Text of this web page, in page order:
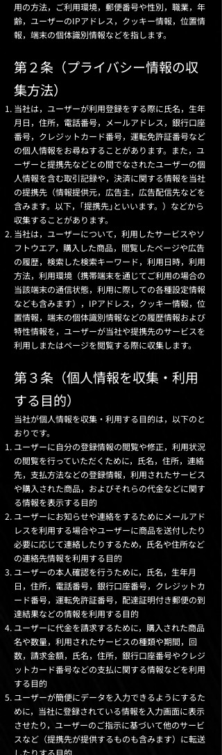
用の方法，ご利用環境，郵便番号や性別，職業，年
齢，ユーザーのIPアドレス，クッキー情報，位置情
報，端末の個体識別情報などを指します。
第２条（プライバシー情報の収
集方法）
当社は，ユーザーが利用登録をする際に氏名，生年
月日，住所，電話番号，メールアドレス，銀行口座
番号，クレジットカード番号，運転免許証番号など
の個人情報をお尋ねすることがあります。また，ユ
ーザーと提携先などとの間でなされたユーザーの個
人情報を含む取引記録や，決済に関する情報を当社
の提携先（情報提供元，広告主，広告配信先などを
含みます。以下，｢提携先｣といいます。）などから
収集することがあります。
当社は，ユーザーについて，利用したサービスやソ
フトウエア，購入した商品，閲覧したページや広告
の履歴，検索した検索キーワード，利用日時，利用
方法，利用環境（携帯端末を通じてご利用の場合の
当該端末の通信状態，利用に際しての各種設定情報
なども含みます），IPアドレス，クッキー情報，位
置情報，端末の個体識別情報などの履歴情報および
特性情報を，ユーザーが当社や提携先のサービスを
利用しまたはページを閲覧する際に収集します。
第３条（個人情報を収集・利用
する目的）
当社が個人情報を収集・利用する目的は，以下のと
おりです。
ユーザーに自分の登録情報の閲覧や修正，利用状況
の閲覧を行っていただくために，氏名，住所，連絡
先，支払方法などの登録情報，利用されたサービス
や購入された商品，およびそれらの代金などに関す
る情報を表示する目的
ユーザーにお知らせや連絡をするためにメールアド
レスを利用する場合やユーザーに商品を送付したり
必要に応じて連絡したりするため，氏名や住所など
の連絡先情報を利用する目的
ユーザーの本人確認を行うために，氏名，生年月
日，住所，電話番号，銀行口座番号，クレジットカ
ード番号，運転免許証番号，配達証明付き郵便の到
達結果などの情報を利用する目的
ユーザーに代金を請求するために，購入された商品
名や数量，利用されたサービスの種類や期間，回
数，請求金額，氏名，住所，銀行口座番号やクレジ
ットカード番号などの支払に関する情報などを利用
する目的
ユーザーが簡便にデータを入力できるようにするた
めに，当社に登録されている情報を入力画面に表示
させたり，ユーザーのご指示に基づいて他のサービ
スなど（提携先が提供するものも含みます）に転送
したりする目的